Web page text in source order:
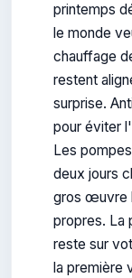
printemps
le monde
chauffage
restent
surprise.
pour éviter
Les
deux jours
gros œuvre
propres. La
reste sur
la première